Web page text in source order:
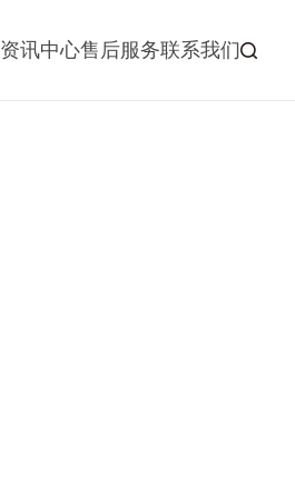
资讯中心售后服务联系我们